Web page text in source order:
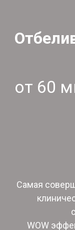
от
Самая
WOW